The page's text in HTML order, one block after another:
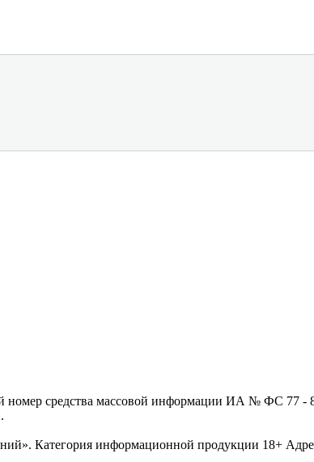
средства массовой информации ИА № ФС 77 -
Категория информационной продукции 18+